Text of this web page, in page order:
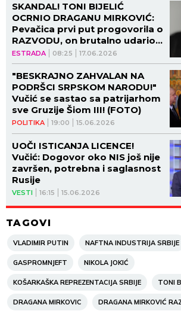
ESTRADA 08:25 17.06.2026
SKANDAL! TONI BIJELIĆ
OCRNIO DRAGANU MIRKOVIĆ:
Pevačica prvi put progovorila o
RAZVODU, on brutalno udario!
(FOTO)
POLITIKA 19:00 15.06.2026
"BESKRAJNO ZAHVALAN NA
PODRŠCI SRPSKOM NARODU!"
Vučić se sastao sa patrijarhom
sve Gruzije Šiom III! (FOTO)
VESTI 16:15 15.06.2026
UOČI ISTICANJA LICENCE!
Vučić: Dogovor oko NIS još nije
završen, potrebna i saglasnost
Rusije
TAGOVI
VLADIMIR PUTIN NAFTNA INDUSTRIJA SRBIJE
GASPROMNJEFT NIKOLA JOKIĆ
KOŠARKAŠKA REPREZENTACIJA SRBIJE TONI
DRAGANA MIRKOVIC DRAGANA MIRKOVIĆ